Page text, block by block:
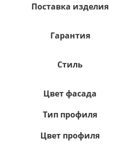
Поставка изделия
Гарантия
Стиль
Цвет фасада
Тип профиля
Цвет профиля